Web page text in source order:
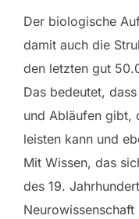
Der biologische
damit auch die
den letzten gut
Das bedeutet,
und Abläufen gibt,
leisten kann und
Mit Wissen, das
des 19.